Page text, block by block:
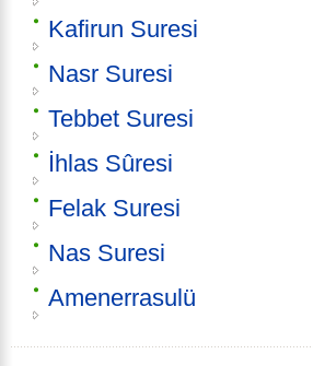
Kafirun Suresi
Nasr Suresi
Tebbet Suresi
İhlas Sûresi
Felak Suresi
Nas Suresi
Amenerrasulü